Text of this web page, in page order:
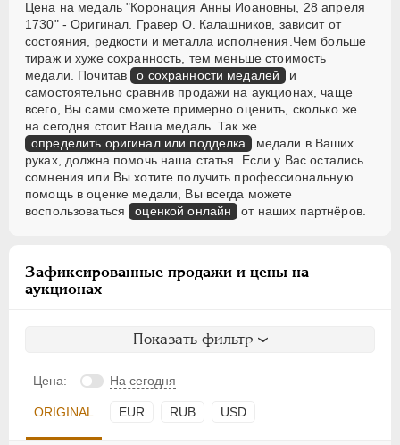
Цена на медаль "Коронация Анны Иоановны, 28 апреля
1730" - Оригинал. Гравер О. Калашников, зависит от
состояния, редкости и металла исполнения.Чем больше
тираж и хуже сохранность, тем меньше стоимость
медали. Почитав о сохранности медалей
и
самостоятельно сравнив продажи на аукционах, чаще
всего, Вы сами сможете примерно оценить, сколько же
на сегодня стоит Ваша медаль. Так же
определить оригинал или подделка
медали в Ваших
руках, должна помочь наша статья. Если у Вас остались
сомнения или Вы хотите получить профессиональную
помощь в оценке медали, Вы всегда можете
воспользоваться оценкой онлайн от наших партнёров.
Зафиксированные продажи и цены на
аукционах
Показать фильтр
Цена: На сегодня
ORIGINAL EUR RUB USD